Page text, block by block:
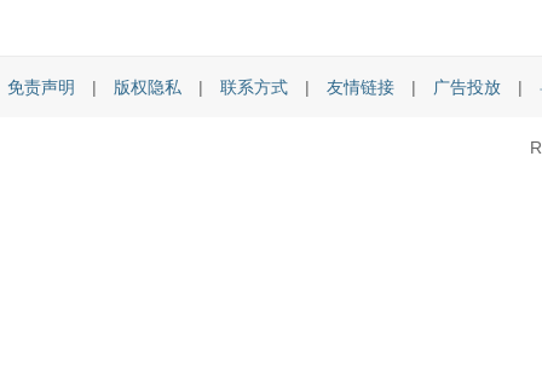
免责声明 | 版权隐私 | 联系方式 | 友情链接 | 广告投放 |